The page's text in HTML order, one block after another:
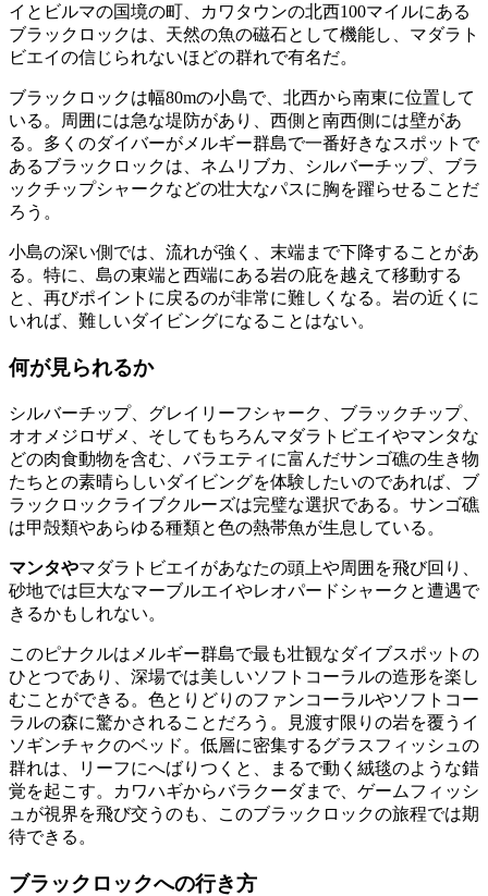
イとビルマの国境の町、カワタウンの北西100マイルにある
ブラックロックは、天然の魚の磁石として機能し、マダラト
ビエイの信じられないほどの群れで有名だ。
ブラックロックは幅80mの小島で、北西から南東に位置して
いる。周囲には急な堤防があり、西側と南西側には壁があ
る。多くのダイバーがメルギー群島で一番好きなスポットで
あるブラックロックは、ネムリブカ、シルバーチップ、ブラ
ックチップシャークなどの壮大なパスに胸を躍らせることだ
ろう。
小島の深い側では、流れが強く、末端まで下降することがあ
る。特に、島の東端と西端にある岩の庇を越えて移動する
と、再びポイントに戻るのが非常に難しくなる。岩の近くに
いれば、難しいダイビングになることはない。
何が見られるか
シルバーチップ、グレイリーフシャーク、ブラックチップ、
オオメジロザメ、そしてもちろんマダラトビエイやマンタな
どの肉食動物を含む、バラエティに富んだサンゴ礁の生き物
たちとの素晴らしいダイビングを体験したいのであれば、ブ
ラックロックライブクルーズは完璧な選択である。サンゴ礁
は甲殻類やあらゆる種類と色の熱帯魚が生息している。
マンタやマダラトビエイがあなたの頭上や周囲を飛び回り、
砂地では巨大なマーブルエイやレオパードシャークと遭遇で
きるかもしれない。
このピナクルはメルギー群島で最も壮観なダイブスポットの
ひとつであり、深場では美しいソフトコーラルの造形を楽し
むことができる。色とりどりのファンコーラルやソフトコー
ラルの森に驚かされることだろう。見渡す限りの岩を覆うイ
ソギンチャクのベッド。低層に密集するグラスフィッシュの
群れは、リーフにへばりつくと、まるで動く絨毯のような錯
覚を起こす。カワハギからバラクーダまで、ゲームフィッシ
ュが視界を飛び交うのも、このブラックロックの旅程では期
待できる。
ブラックロックへの行き方